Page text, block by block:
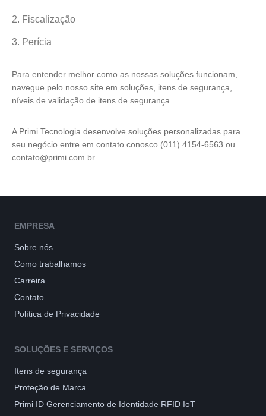
Fiscalização
Perícia
Para entender melhor como as nossas soluções funcionam,
navegue pelo nosso site em soluções, itens de segurança,
níveis de validação de itens de segurança.
A Primi Tecnologia desenvolve soluções personalizadas para
seu negócio entre em contato conosco (011) 4154-6563 ou
contato@primi.com.br
EMPRESA
Sobre nós
Como trabalhamos
Carreira
Contato
Política de Privacidade
SOLUÇÕES E SERVIÇOS
Itens de segurança
Proteção de Marca
Primi ID Gerenciamento de Identidade RFID IoT